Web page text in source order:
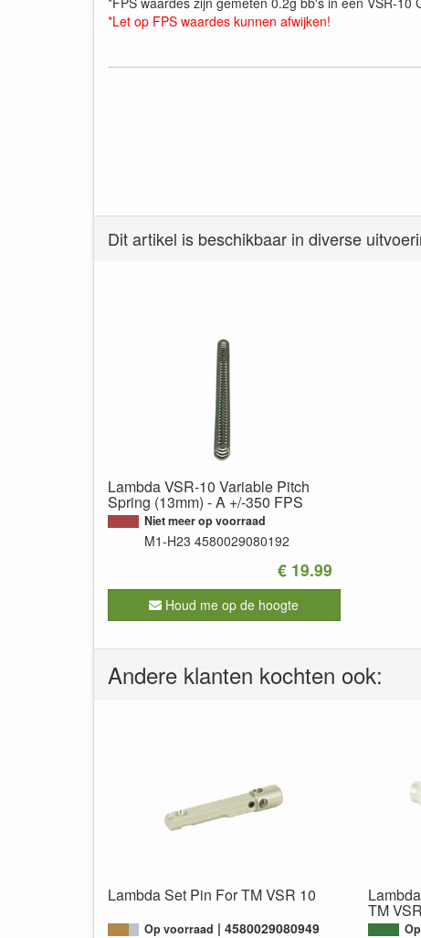
*Let op FPS waardes kunnen afwijken!
Dit artikel is beschikbaar in diverse
Lambda VSR-10 Variable Pitch
Spring (13mm) - A +/-350 FPS
Niet meer op voorraad
M1-H23 4580029080192
€ 19.99
Houd me op de hoogte
Andere klanten kochten ook:
Lambda Set Pin For TM VSR 10
Op voorraad 4580029080949
TM